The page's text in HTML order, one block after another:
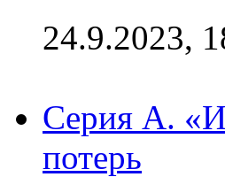
24.9.2023,
Серия А.
потерь